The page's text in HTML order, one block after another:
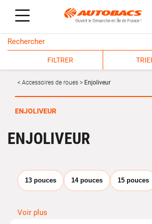
FILTRER
Accessoires de roues Enjoliveur
ENJOLIVEUR
ENJOLIVEUR
13 pouces 14 pouces 15 pouces
Voir plus